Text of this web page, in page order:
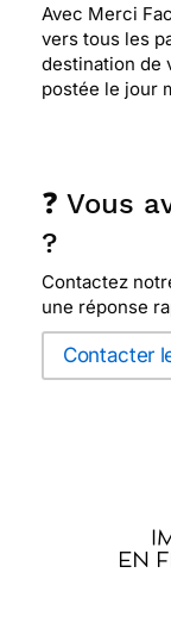
Avec Merci
vers tous les
destination de
postée le jour
❓ Vous
?
Contactez
une réponse
Contacter